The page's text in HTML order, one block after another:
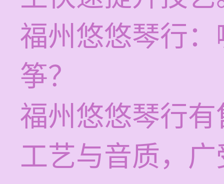
福州悠悠琴行
筝？
福州悠悠琴行
工艺与音质，